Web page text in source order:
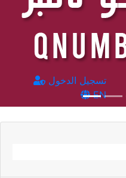
تسجيل الدخول
EN